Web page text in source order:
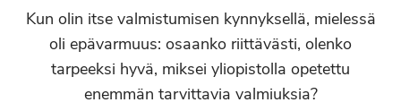
Kun olin itse valmistumisen kynnyksellä, mielessä
oli epävarmuus: osaanko riittävästi, olenko
tarpeeksi hyvä, miksei yliopistolla opetettu
enemmän tarvittavia valmiuksia?